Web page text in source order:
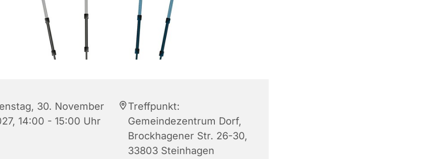
30. November
14:00 - 15:00 Uhr
Treffpunkt:
Gemeindezentrum Dorf,
Brockhagener Str. 26-30,
33803 Steinhagen